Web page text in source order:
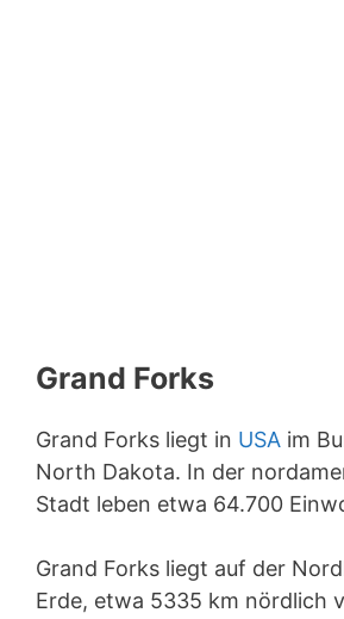
Grand Forks
Grand Forks liegt in USA im
North Dakota. In der
Stadt leben etwa 64.700
Grand Forks liegt auf der
Erde, etwa 5335 km nördlich